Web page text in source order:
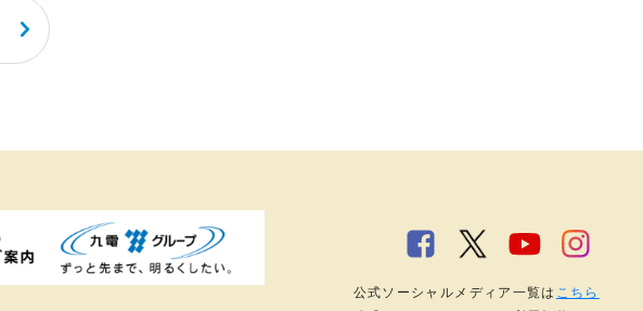
公式ソーシャルメディア一覧は こちら